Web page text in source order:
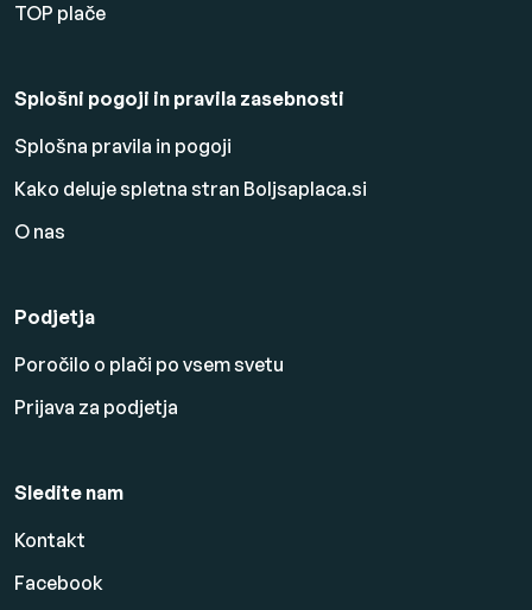
TOP plače
Splošni pogoji in pravila zasebnosti
Splošna pravila in pogoji
Kako deluje spletna stran Boljsaplaca.si
O nas
Podjetja
Poročilo o plači po vsem svetu
Prijava za podjetja
Sledite nam
Kontakt
Facebook